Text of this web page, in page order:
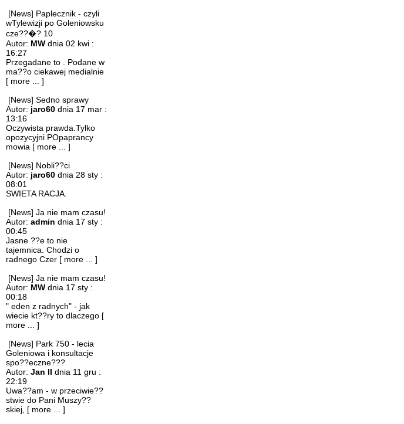
[News] Paplecznik - czyli
wTylewizji po Goleniowsku
cze??�? 10
Autor: MW dnia 02 kwi :
16:27
Przegadane to . Podane w
ma??o ciekawej medialnie
[ more ... ]
[News] Sedno sprawy
Autor: jaro60 dnia 17 mar :
13:16
Oczywista prawda.Tylko
opozycyjni POpaprancy
mowia [ more ... ]
[News] Nobli??ci
Autor: jaro60 dnia 28 sty :
08:01
SWIETA RACJA.
[News] Ja nie mam czasu!
Autor: admin dnia 17 sty :
00:45
Jasne ??e to nie
tajemnica. Chodzi o
radnego Czer [ more ... ]
[News] Ja nie mam czasu!
Autor: MW dnia 17 sty :
00:18
" eden z radnych" - jak
wiecie kt??ry to dlaczego [
more ... ]
[News] Park 750 - lecia
Goleniowa i konsultacje
spo??eczne???
Autor: Jan II dnia 11 gru :
22:19
Uwa??am - w przeciwie??
stwie do Pani Muszy??
skiej, [ more ... ]